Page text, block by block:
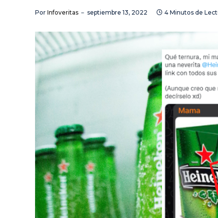
Por Infoveritas septiembre 13, 2022 4 Minutos de